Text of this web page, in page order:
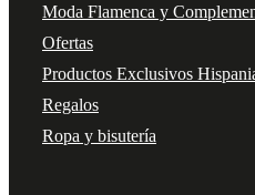
Moda Flamenca y
Ofertas
Productos Exclusivos
Regalos
Ropa y bisutería